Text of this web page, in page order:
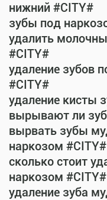
нижний #CITY#
зубы под
удалить
#CITY#
удаление зубов
#CITY#
удаление кисты
вырывают ли
вырвать зубы
наркозом #CITY#
сколько стоит
наркозом #CITY#
удаление зуба